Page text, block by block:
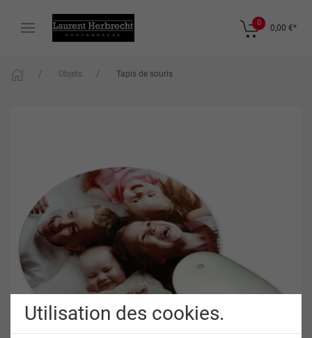
Utilisation des cookies.
0
0,00 €*
Objets Tapis de souris